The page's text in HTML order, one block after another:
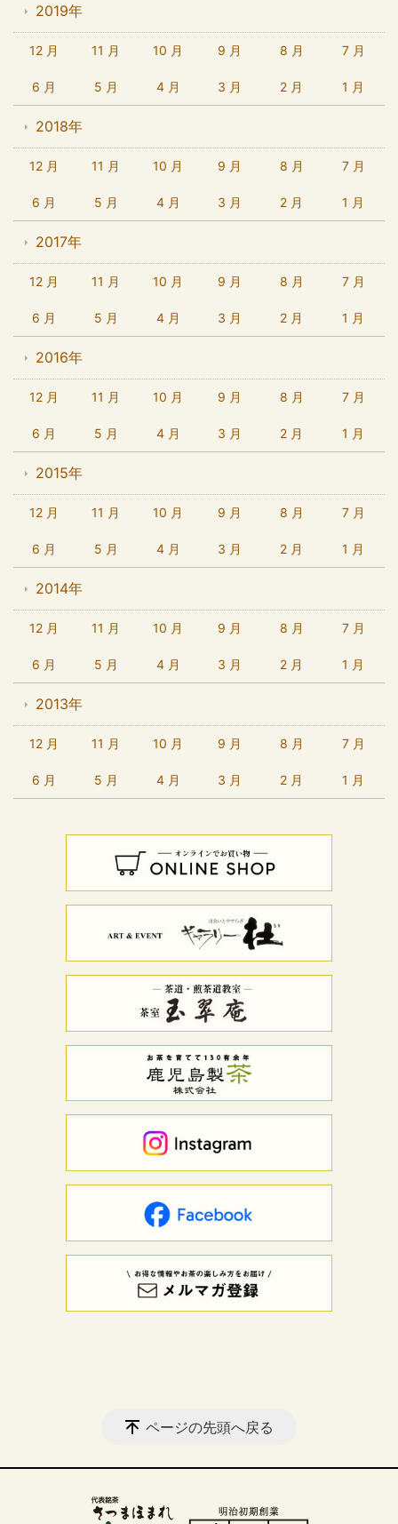
2019年
12 月 11 月 10 月 9 月 8 月 7 月
6 月 5 月 4 月 3 月 2 月 1 月
2018年
12 月 11 月 10 月 9 月 8 月 7 月
6 月 5 月 4 月 3 月 2 月 1 月
2017年
12 月 11 月 10 月 9 月 8 月 7 月
6 月 5 月 4 月 3 月 2 月 1 月
2016年
12 月 11 月 10 月 9 月 8 月 7 月
6 月 5 月 4 月 3 月 2 月 1 月
2015年
12 月 11 月 10 月 9 月 8 月 7 月
6 月 5 月 4 月 3 月 2 月 1 月
2014年
12 月 11 月 10 月 9 月 8 月 7 月
6 月 5 月 4 月 3 月 2 月 1 月
2013年
12 月 11 月 10 月 9 月 8 月 7 月
6 月 5 月 4 月 3 月 2 月 1 月
ページの先頭へ戻る